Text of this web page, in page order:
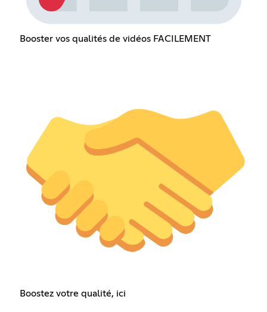
Booster vos qualités de vidéos FACILEMENT
Boostez votre qualité, ici